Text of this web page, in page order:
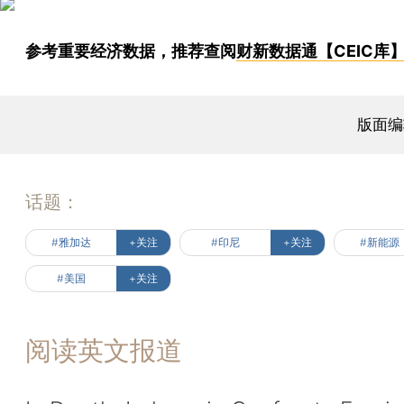
参考重要经济数据，推荐查阅财新数据通【CEIC库】
版面
话题：
#雅加达 +关注 #印尼 +关注 #新能源
#美国 +关注
阅读英文报道